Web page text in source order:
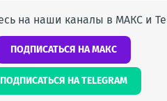
на наши каналы в МАКС и
ПОДПИСАТЬСЯ НА МАКС
ПОДПИСАТЬСЯ НА TELEGRAM